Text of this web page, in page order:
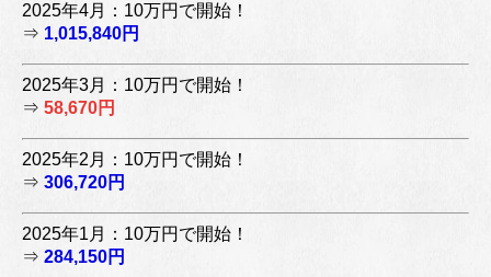
2025年4月：10万円で開始！
⇒ 1,015,840円
2025年3月：10万円で開始！
⇒ 58,670円
2025年2月：10万円で開始！
⇒ 306,720円
2025年1月：10万円で開始！
⇒ 284,150円